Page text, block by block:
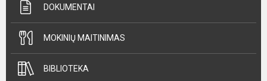
DOKUMENTAI
MOKINIŲ MAITINIMAS
BIBLIOTEKA